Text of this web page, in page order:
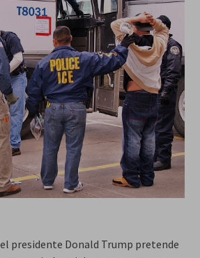
presidente Donald Trump pretende